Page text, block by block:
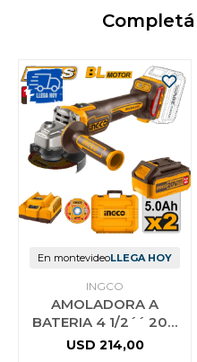
En montevideoLLEGA HOY
INGCO
AMOLADORA A
BATERIA 4 1/2´´ 20V
P20S C 2 X 5AH BAT
USD 214,00